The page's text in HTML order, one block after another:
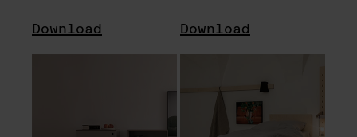
Download Download